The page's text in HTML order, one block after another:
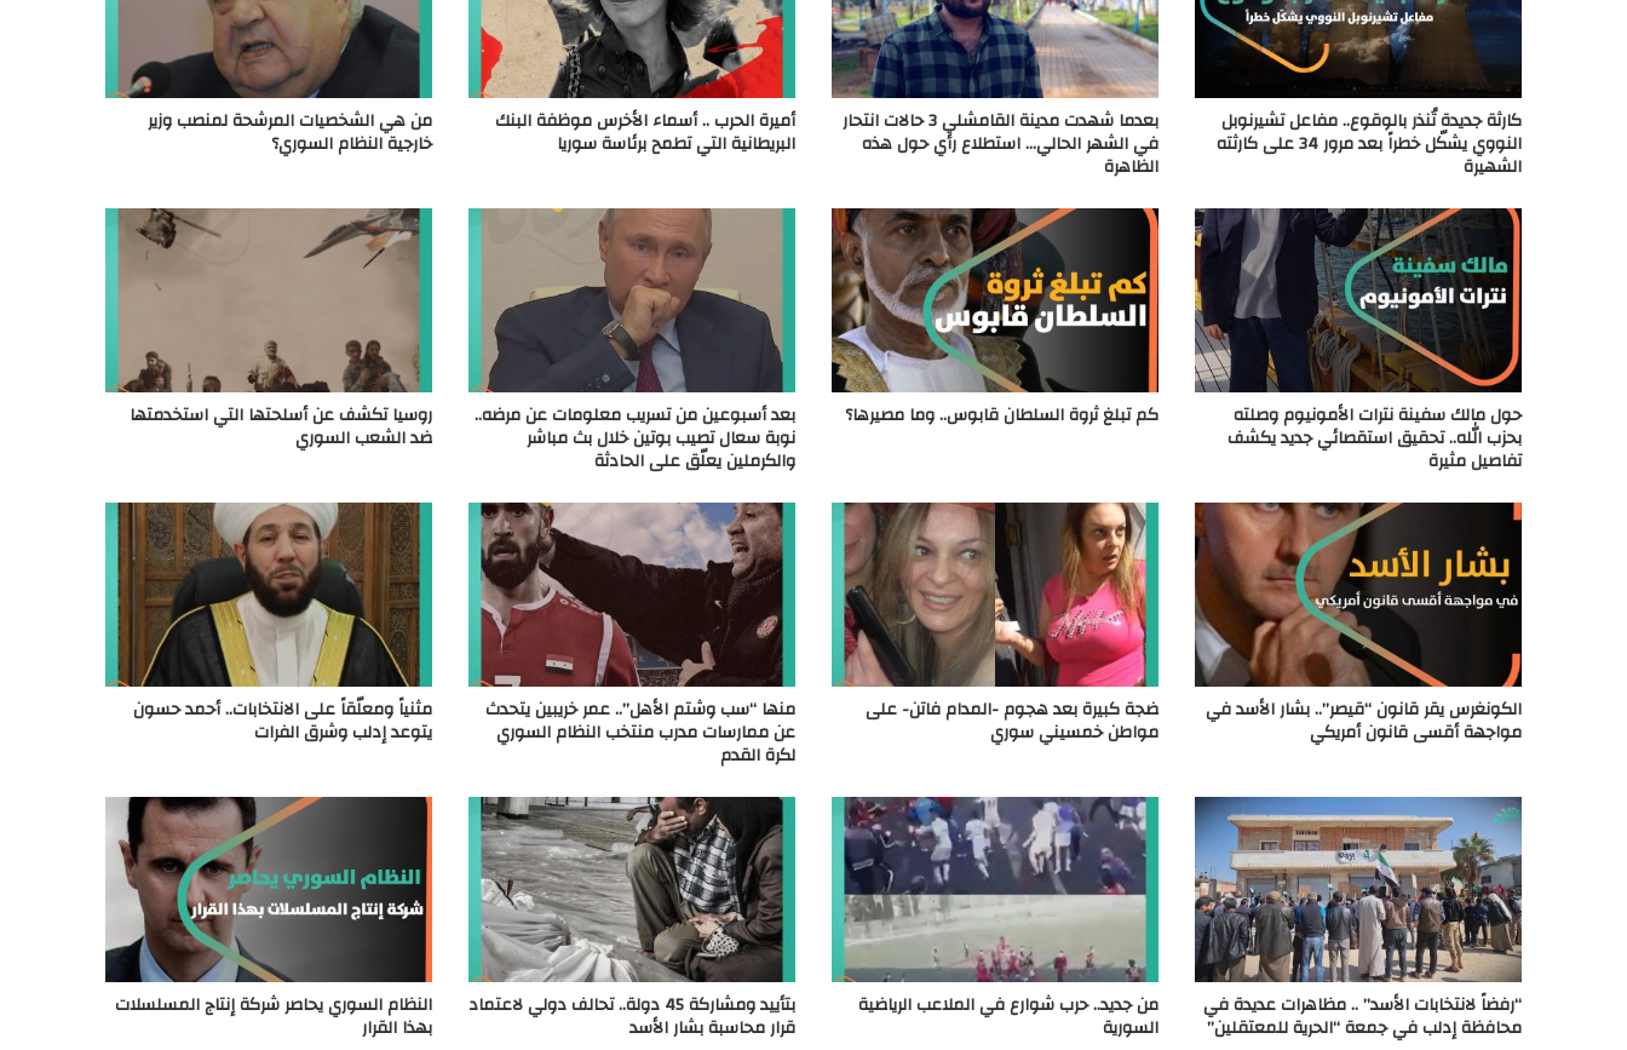
كارثة جديدة تُنذر بالوقوع.. مفاعل تشيرنوبل
النووي يشكّل خطراً بعد مرور 34 على كارثته
الشهيرة
بعدما شهدت مدينة القامشلي 3 حالات انتحار
في الشهر الحالي… استطلاع رأي حول هذه
الظاهرة
أميرة الحرب .. أسماء الأخرس موظفة البنك
البريطانية التي تطمح برئاسة سوريا
من هي الشخصيات المرشحة لمنصب وزير
خارجية النظام السوري؟
حول مالك سفينة نترات الأمونيوم وصلته
بحزب الله.. تحقيق استقصائي جديد يكشف
تفاصيل مثيرة
كم تبلغ ثروة السلطان قابوس.. وما مصيرها؟ بعد أسبوعين من تسريب معلومات عن مرضه..
نوبة سعال تصيب بوتين خلال بث مباشر
والكرملين يعلّق على الحادثة
روسيا تكشف عن أسلحتها التي استخدمتها
ضد الشعب السوري
الكونغرس يقر قانون “قيصر”.. بشار الأسد في
مواجهة أقسى قانون أمريكي
ضجة كبيرة بعد هجوم -المدام فاتن- على
مواطن خمسيني سوري
منها “سب وشتم الأهل”.. عمر خريبين يتحدث
عن ممارسات مدرب منتخب النظام السوري
لكرة القدم
مثنياً ومعلّقاً على الانتخابات.. أحمد حسون
يتوعد إدلب وشرق الفرات
“رفضاً لانتخابات الأسد” .. مظاهرات عديدة في
محافظة إدلب في جمعة “الحرية للمعتقلين”
من جديد.. حرب شوارع في الملاعب الرياضية
السورية
بتأييد ومشاركة 45 دولة.. تحالف دولي لاعتماد
قرار محاسبة بشار الأسد
النظام السوري يحاصر شركة إنتاج المسلسلات
بهذا القرار